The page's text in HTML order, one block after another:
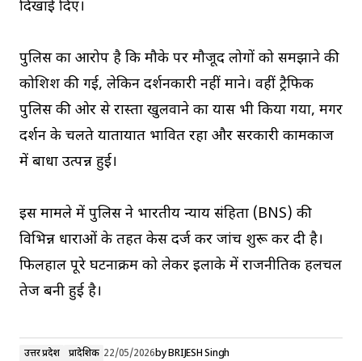
दिखाई दिए।
पुलिस का आरोप है कि मौके पर मौजूद लोगों को समझाने की
कोशिश की गई, लेकिन प्रदर्शनकारी नहीं माने। वहीं ट्रैफिक
पुलिस की ओर से रास्ता खुलवाने का प्रयास भी किया गया, मगर
प्रदर्शन के चलते यातायात प्रभावित रहा और सरकारी कामकाज
में बाधा उत्पन्न हुई।
इस मामले में पुलिस ने भारतीय न्याय संहिता (BNS) की
विभिन्न धाराओं के तहत केस दर्ज कर जांच शुरू कर दी है।
फिलहाल पूरे घटनाक्रम को लेकर इलाके में राजनीतिक हलचल
तेज बनी हुई है।
उत्तर प्रदेश प्रादेशिक 22/05/2026byBRIJESH Singh